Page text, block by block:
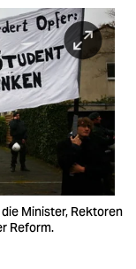
Minister, Rektoren
Reform.